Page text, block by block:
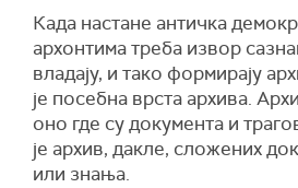
Када настане античка
архонтима треба извор
владају, и тако формирају
је посебна врста архива.
оно где су документа и
је архив, дакле, сложених
или знања.